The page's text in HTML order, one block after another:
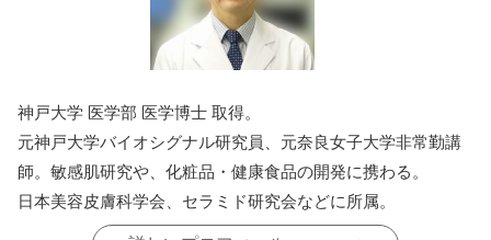
神戸大学 医学部 医学博士 取得。
元神戸大学バイオシグナル研究員、元奈良女子大学非常勤講
師。敏感肌研究や、化粧品・健康食品の開発に携わる。
日本美容皮膚科学会、セラミド研究会などに所属。